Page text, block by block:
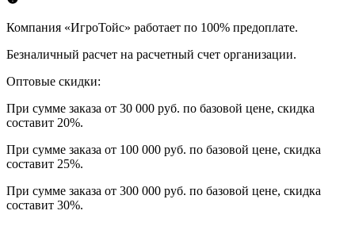
Компания «ИгроТойс» работает по 100% предоплате.
Безналичный расчет на расчетный счет организации.
Оптовые скидки:
При сумме заказа от 30 000 руб. по базовой цене, скидка
составит 20%.
При сумме заказа от 100 000 руб. по базовой цене, скидка
составит 25%.
При сумме заказа от 300 000 руб. по базовой цене, скидка
составит 30%.